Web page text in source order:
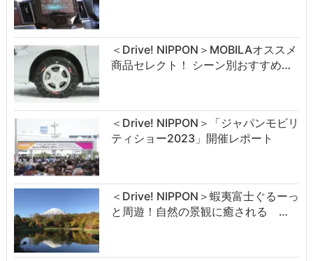
＜Drive! NIPPON＞MOBILAオススメ
商品セレクト！ シーン別おすすめ…
＜Drive! NIPPON＞「ジャパンモビリ
ティショー2023」開催レポート
＜Drive! NIPPON＞蝦夷富士ぐるーっ
と周遊！自然の景観に癒される …